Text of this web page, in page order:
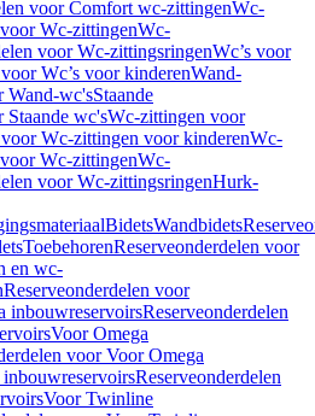
voor Comfort wc-zittingenWc-
Wc-zittingenWc-
voor Wc-zittingsringenWc’s voor
Wc’s voor kinderenWand-
Wand-wc'sStaande
Staande wc'sWc-zittingen voor
Wc-zittingen voor kinderenWc-
Wc-zittingenWc-
voor Wc-zittingsringenHurk-
BidetsWandbidets
ToebehorenReserveonderdelen voor
en wc-
Reserveonderdelen voor
inbouwreservoirsReserveonderdelen
Voor Omega
voor Voor Omega
Reserveonderdelen
Voor Twinline